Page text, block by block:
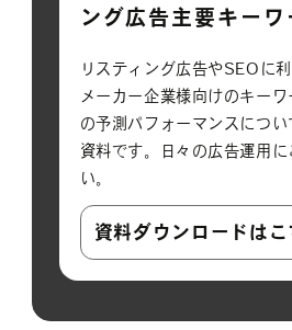
ング広告主要キーワ
リスティング広告やSEOに
メーカー企業様向けのキー
の予測パフォーマンスにつ
資料です。日々の広告運用に
い。
資料ダウンロードはこ